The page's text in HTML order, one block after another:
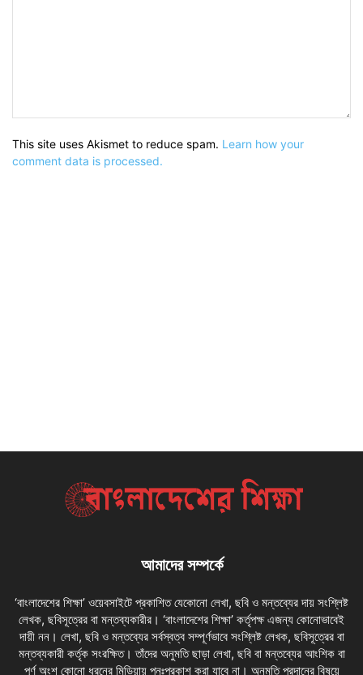
This site uses Akismet to reduce spam. Learn how your
comment data is processed.
আমাদের সম্পর্কে
‘বাংলাদেশের শিক্ষা’ ওয়েবসাইটে প্রকাশিত যেকোনো লেখা, ছবি ও মন্তব্যের দায় সংশ্লিষ্ট
লেখক, ছবিসূত্রের বা মন্তব্যকারীর। ‘বাংলাদেশের শিক্ষা’ কর্তৃপক্ষ এজন্য কোনোভাবেই
দায়ী নন। লেখা, ছবি ও মন্তব্যের সর্বস্বত্ব সম্পূর্ণভাবে সংশ্লিষ্ট লেখক, ছবিসূত্রের বা
মন্তব্যকারী কর্তৃক সংরক্ষিত। তাঁদের অনুমতি ছাড়া লেখা, ছবি বা মন্তব্যের আংশিক বা
পূর্ণ অংশ কোনো ধরনের মিডিয়ায় পুনঃপ্রকাশ করা যাবে না। অনুমতি প্রদানের বিষয়ে